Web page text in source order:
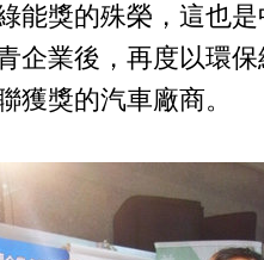
能獎的殊榮，這也
企業後，再度以環
獲獎的汽車廠商。